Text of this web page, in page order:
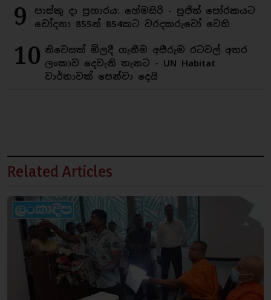
9
පාස්කු දා ප්‍රහාරය: හේමසිරි - පූජිත් පෝරකයට
චෝදනා 855න් 854කට වරදකරුවෝ වෙති
10 නිවෙසක් මිලදී ගැනීම අසීරුම රටවල් අතර
ලංකාව දෙවැනි තැනට - UN Habitat
වාර්තාවක් පෙන්වා දෙයි
Related Articles